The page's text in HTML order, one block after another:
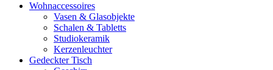
Wohnaccessoires
Vasen & Glasobjekte
Schalen & Tabletts
Studiokeramik
Kerzenleuchter
Gedeckter Tisch